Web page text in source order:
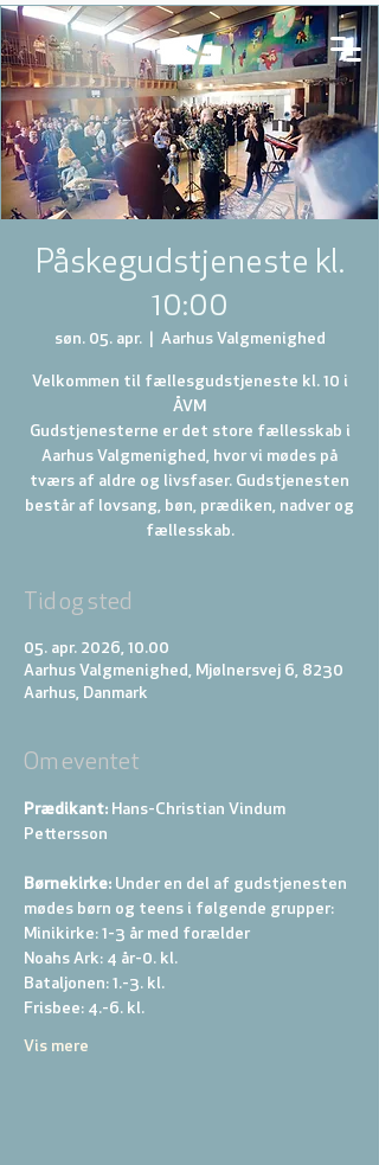
Påskegudstjeneste kl.
10:00
søn. 05. apr.
  |
Aarhus Valgmenighed
Velkommen til fællesgudstjeneste kl. 10 i
ÅVM
Gudstjenesterne er det store fællesskab i
Aarhus Valgmenighed, hvor vi mødes på
tværs af aldre og livsfaser. Gudstjenesten
består af lovsang, bøn, prædiken, nadver og
fællesskab.
Tid og sted
05. apr. 2026, 10.00
Aarhus Valgmenighed, Mjølnersvej 6, 8230
Aarhus, Danmark
Om eventet
Prædikant: Hans-Christian Vindum
Pettersson
Børnekirke: Under en del af gudstjenesten
mødes børn og teens i følgende grupper:
Minikirke: 1-3 år med forælder
Noahs Ark: 4 år-0. kl.
Bataljonen: 1.-3. kl.
Frisbee: 4.-6. kl.
Vis mere